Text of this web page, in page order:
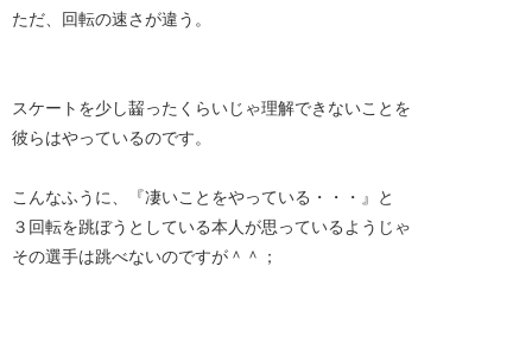
ただ、回転の速さが違う。
スケートを少し齧ったくらいじゃ理解できないことを
彼らはやっているのです。
こんなふうに、『凄いことをやっている・・・』と
３回転を跳ぼうとしている本人が思っているようじゃ
その選手は跳べないのですが＾＾；